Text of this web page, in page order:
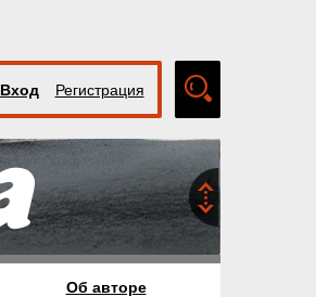
Вход Регистрация
поиск
Об авторе